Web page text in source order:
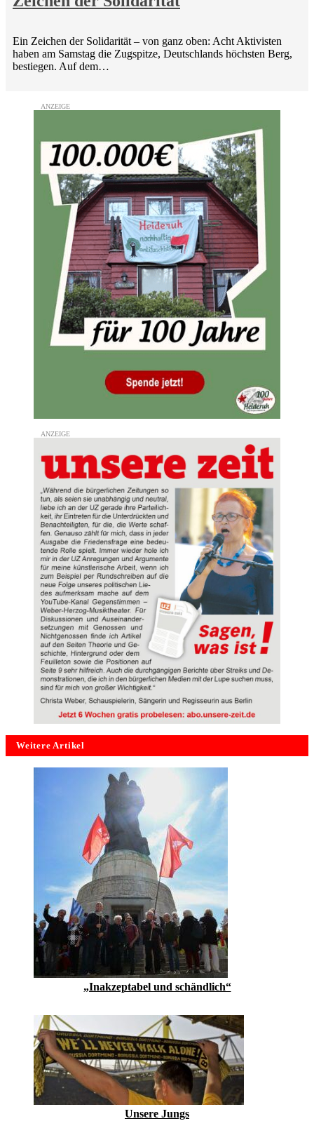
Ein Zeichen der Solidarität – von ganz oben: Acht Aktivisten
haben am Samstag die Zugspitze, Deutschlands höchsten Berg,
bestiegen. Auf dem…
Weitere Artikel
„Inakzeptabel und schändlich“
Unsere Jungs